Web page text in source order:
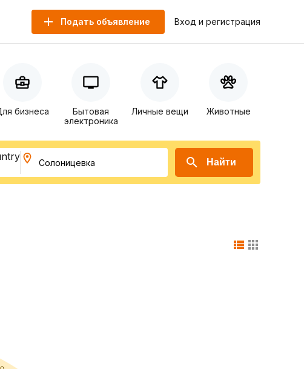
Подать объявление Вход и регистрация
бизнеса
Бытовая
электроника
Личные вещи Животные
Найти